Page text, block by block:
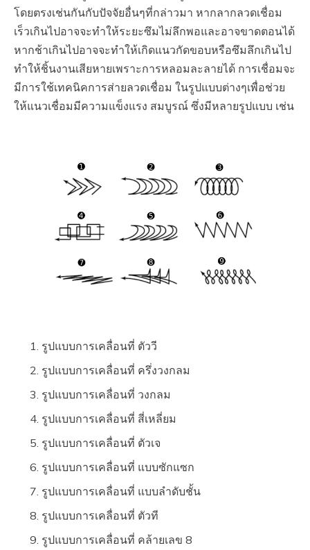
โดยตรงเช่นกันกับปัจจัยอื่นๆที่กล่าวมา หากลากลวดเชื่อม
เร็วเกินไปอาจจะทำให้ระยะซึมไม่ลึกพอและอาจขาดตอนได้
หากช้าเกินไปอาจจะทำให้เกิดแนวกัดขอบหรือซึมลึกเกินไป
ทำให้ชิ้นงานเสียหายเพราะการหลอมละลายได้ การเชื่อมจะ
มีการใช้เทคนิคการส่ายลวดเชื่อม ในรูปแบบต่างๆเพื่อช่วย
ให้แนวเชื่อมมีความแข็งแรง สมบูรณ์ ซึ่งมีหลายรูปแบบ เช่น
รูปแบบการเคลื่อนที่ ตัววี
รูปแบบการเคลื่อนที่ ครึ่งวงกลม
รูปแบบการเคลื่อนที่ วงกลม
รูปแบบการเคลื่อนที่ สี่เหลี่ยม
รูปแบบการเคลื่อนที่ ตัวเจ
รูปแบบการเคลื่อนที่ แบบซักแซก
รูปแบบการเคลื่อนที่ แบบลำดับชั้น
รูปแบบการเคลื่อนที่ ตัวที
รูปแบบการเคลื่อนที่ คล้ายเลข 8